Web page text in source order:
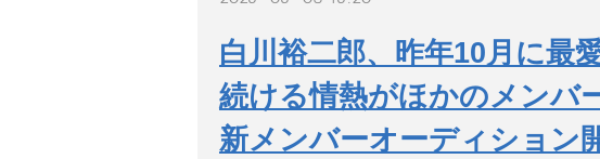
白川裕二郎、昨年10月に最
続ける情熱がほかのメンバ
新メンバーオーディション